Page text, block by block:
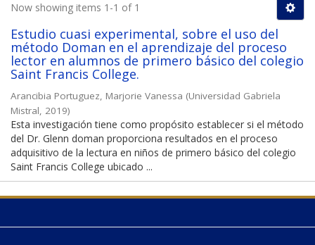
Now showing items 1-1 of 1
Estudio cuasi experimental, sobre el uso del
método Doman en el aprendizaje del proceso
lector en alumnos de primero básico del colegio
Saint Francis College.
Arancibia Portuguez, Marjorie Vanessa (Universidad Gabriela
Mistral, 2019)
Esta investigación tiene como propósito establecer si el método
del Dr. Glenn doman proporciona resultados en el proceso
adquisitivo de la lectura en niños de primero básico del colegio
Saint Francis College ubicado ...